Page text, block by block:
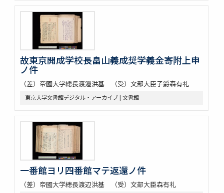
故東京開成学校長畠山義成奨学義金寄附上申
ノ件
（差）帝國大学總長渡邉洪基 （受）文部大臣子爵森有礼
東京大学文書館デジタル・アーカイブ | 文書館
一番館ヨリ四番館マテ返還ノ件
（差）帝國大学總長渡辺洪基 （受）文部大臣森有礼